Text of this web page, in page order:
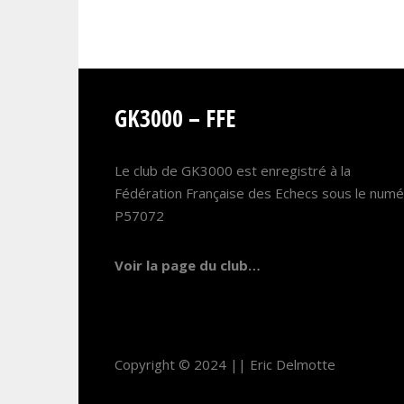
GK3000 – FFE
Le club de GK3000 est enregistré à la
Fédération Française des Echecs sous le
P57072
Voir la page du club…
Copyright © 2024 || Eric Delmotte